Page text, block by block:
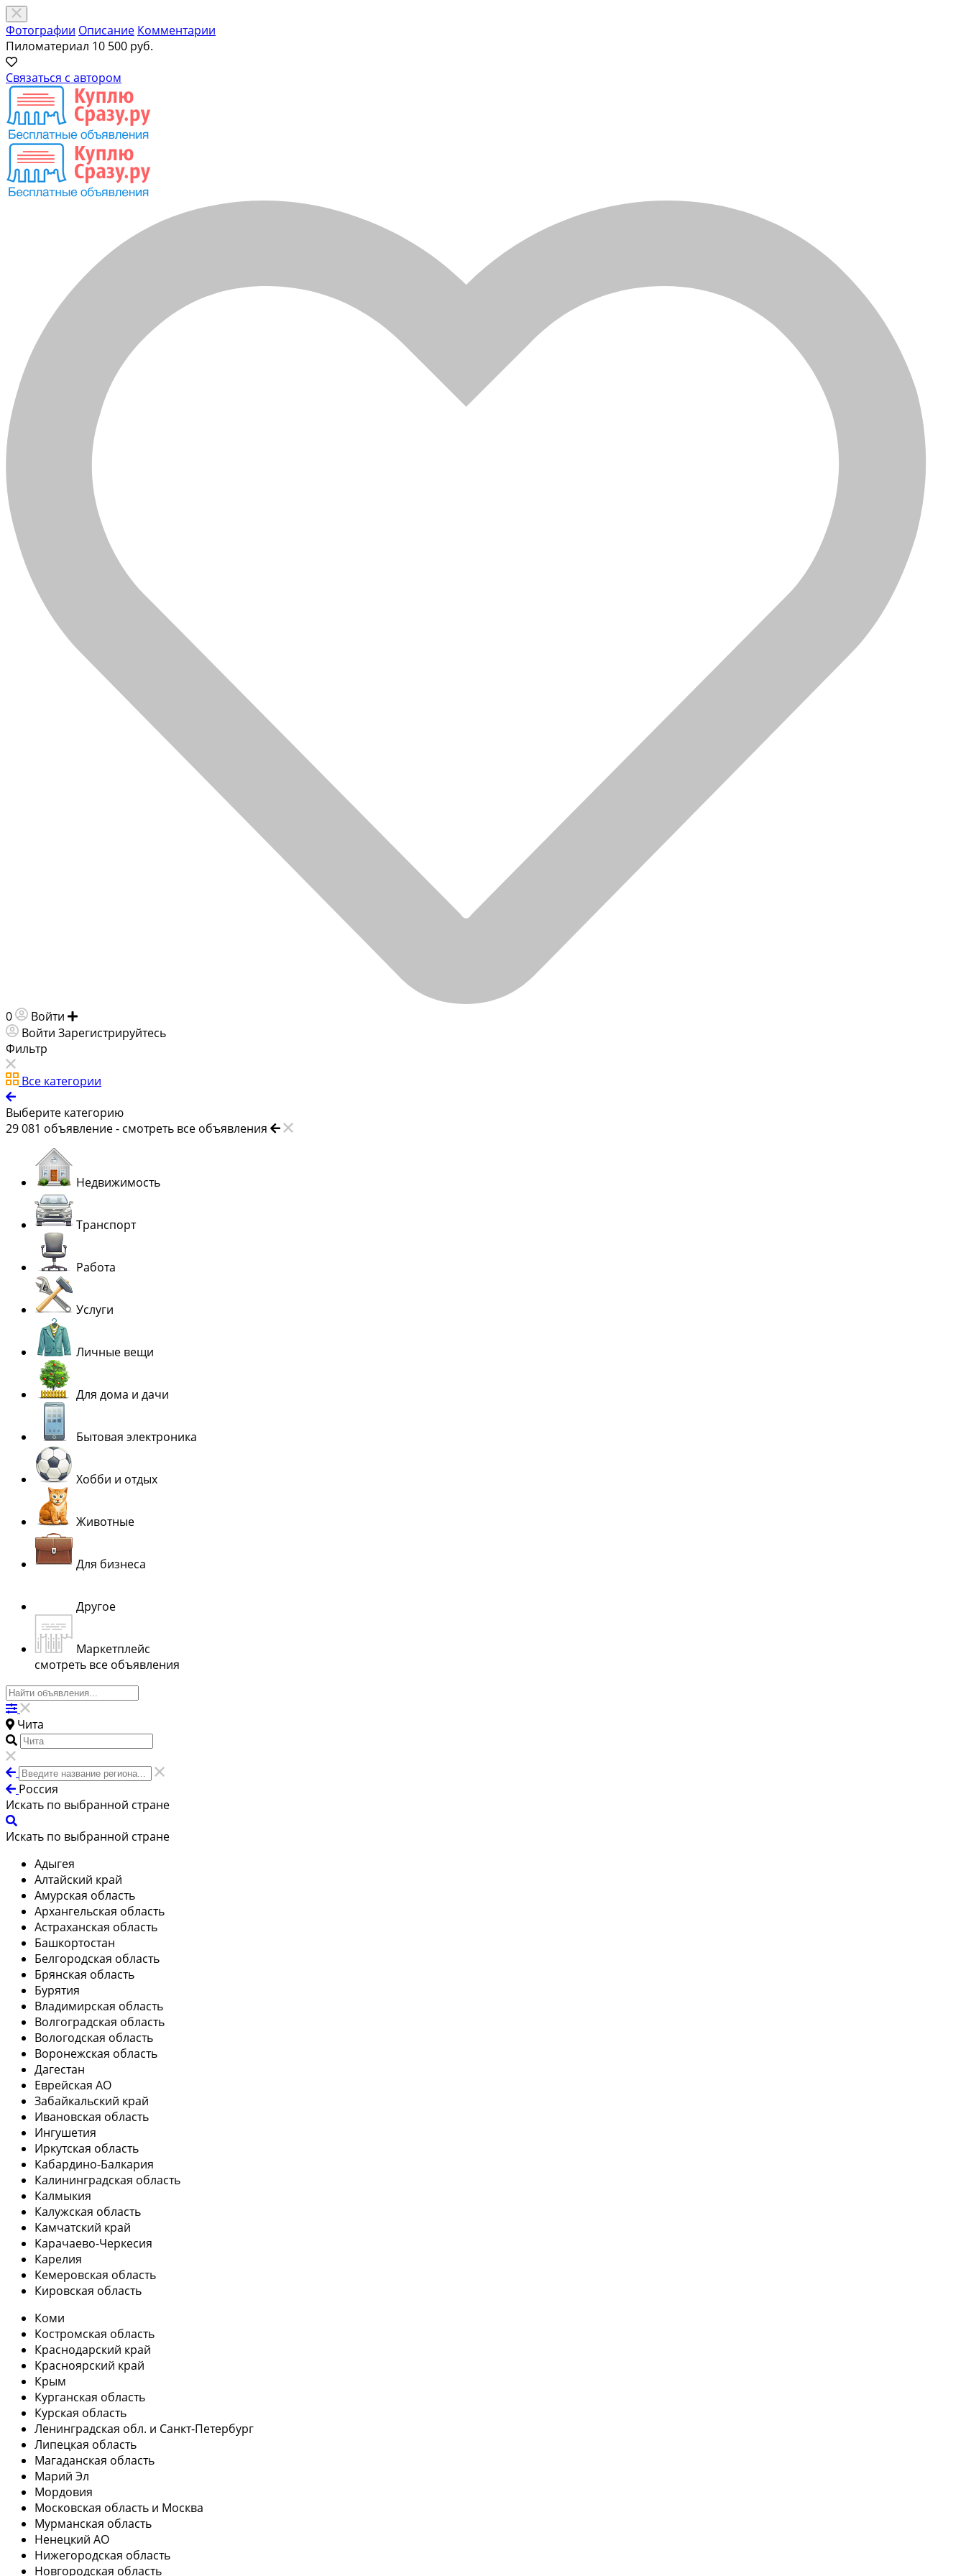
Фотографии Описание Комментарии
Пиломатериал 10 500 руб.
Связаться с автором
0 Войти
Войти Зарегистрируйтесь
Фильтр
Все категории
Выберите категорию
29 081 объявление - смотреть все объявления
Недвижимость
Транспорт
Работа
Услуги
Личные вещи
Для дома и дачи
Бытовая электроника
Хобби и отдых
Животные
Для бизнеса
Другое
Маркетплейс
смотреть все объявления
Чита
Россия
Искать по выбранной стране
Искать по выбранной стране
Адыгея
Алтайский край
Амурская область
Архангельская область
Астраханская область
Башкортостан
Белгородская область
Брянская область
Бурятия
Владимирская область
Волгоградская область
Вологодская область
Воронежская область
Дагестан
Еврейская АО
Забайкальский край
Ивановская область
Ингушетия
Иркутская область
Кабардино-Балкария
Калининградская область
Калмыкия
Калужская область
Камчатский край
Карачаево-Черкесия
Карелия
Кемеровская область
Кировская область
Коми
Костромская область
Краснодарский край
Красноярский край
Крым
Курганская область
Курская область
Ленинградская обл. и Санкт-Петербург
Липецкая область
Магаданская область
Марий Эл
Мордовия
Московская область и Москва
Мурманская область
Ненецкий АО
Нижегородская область
Новгородская область